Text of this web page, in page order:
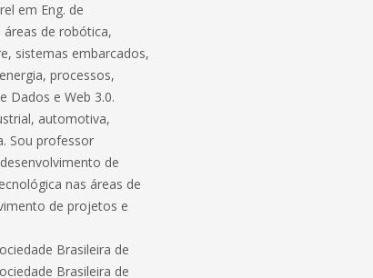
em Eng. de
de robótica,
sistemas embarcados,
processos,
Dados e Web 3.0.
automotiva,
Sou professor
de
nas áreas de
de projetos e
Brasileira de
Brasileira de